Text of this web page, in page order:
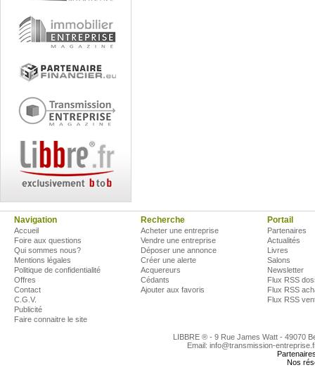
Navigation
Accueil
Foire aux questions
Qui sommes nous?
Mentions légales
Politique de confidentialité
Offres
Contact
C.G.V.
Publicité
Faire connaitre le site
Recherche
Acheter une entreprise
Vendre une entreprise
Déposer une annonce
Créer une alerte
Acquereurs
Cédants
Ajouter aux favoris
Portail
Partenaires
Actualités
Livres
Salons
Newsletter
Flux RSS
Flux RSS
Flux RSS
LIBBRE ® - 9 Rue James Watt - 49070
Email: info@transmission-
Nos